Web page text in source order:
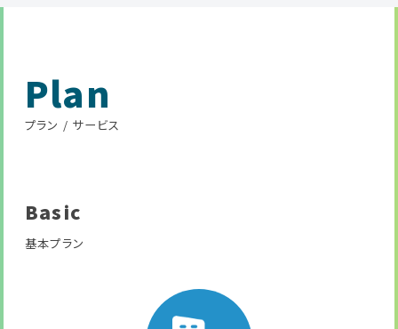
Plan
プラン / サービス
Basic
基本プラン